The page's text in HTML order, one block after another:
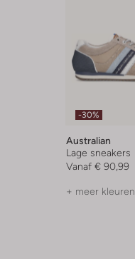
-30%
Australian
Lage sneakers
Vanaf € 90,99
+ meer kleuren